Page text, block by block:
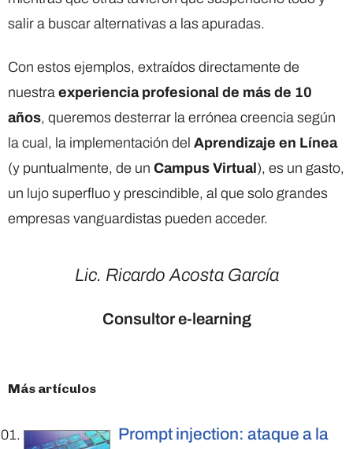
salir a buscar alternativas a las apuradas.
Con estos ejemplos, extraídos directamente de
nuestra experiencia profesional de más de 10
años, queremos desterrar la errónea creencia según
la cual, la implementación del Aprendizaje en Línea
(y puntualmente, de un Campus Virtual), es un gasto,
un lujo superfluo y prescindible, al que solo grandes
empresas vanguardistas pueden acceder.
Lic. Ricardo Acosta García
Consultor e-learning
Más artículos
Prompt injection: ataque a la